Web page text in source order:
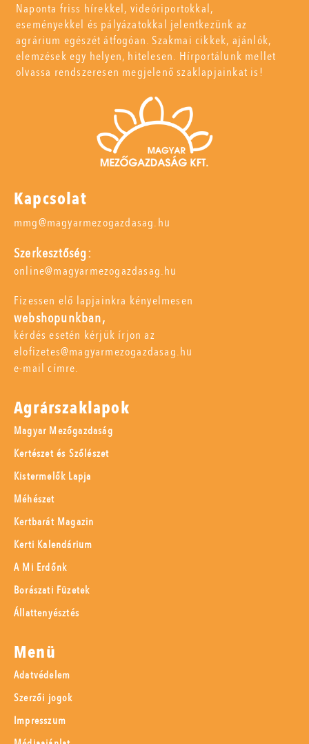
Naponta friss hírekkel, videóriportokkal,
eseményekkel és pályázatokkal jelentkezünk az
agrárium egészét átfogóan. Szakmai cikkek, ajánlók,
elemzések egy helyen, hitelesen. Hírportálunk mellet
olvassa rendszeresen megjelenő szaklapjainkat is!
Kapcsolat
mmg@magyarmezogazdasag.hu
Szerkesztőség:
online@magyarmezogazdasag.hu
Fizessen elő lapjainkra kényelmesen
webshopunkban,
kérdés esetén kérjük írjon az
elofizetes@magyarmezogazdasag.hu
e-mail címre.
Agrárszaklapok
Magyar Mezőgazdaság
Kertészet és Szőlészet
Kistermelők Lapja
Méhészet
Kertbarát Magazin
Kerti Kalendárium
A Mi Erdőnk
Borászati Füzetek
Állattenyésztés
Menü
Adatvédelem
Szerzői jogok
Impresszum